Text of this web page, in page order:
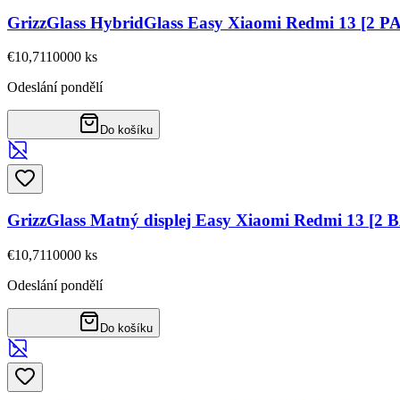
GrizzGlass HybridGlass Easy Xiaomi Redmi 13 [2
€10,7110000 ks
Odeslání pondělí
Do košíku
GrizzGlass Matný displej Easy Xiaomi Redmi 13 [2
€10,7110000 ks
Odeslání pondělí
Do košíku